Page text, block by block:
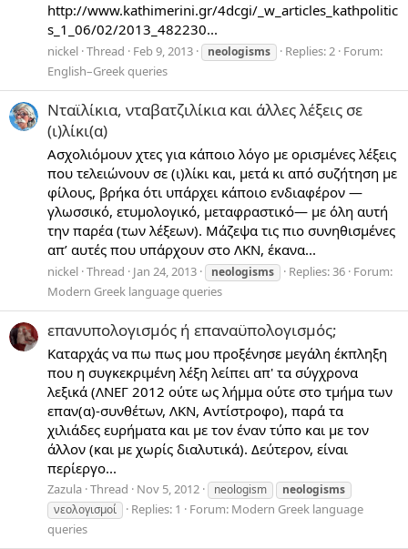
http://www.kathimerini.gr/4dcgi/_w_articles_kathpolitic
s_1_06/02/2013_482230...
nickel Thread Feb 9, 2013 neologisms Replies: 2 Forum:
English–Greek queries
Νταϊλίκια, νταβατζιλίκια και άλλες λέξεις σε
(ι)λίκι(α)
Ασχολιόμουν χτες για κάποιο λόγο με ορισμένες λέξεις
που τελειώνουν σε (ι)λίκι και, μετά κι από συζήτηση με
φίλους, βρήκα ότι υπάρχει κάποιο ενδιαφέρον —
γλωσσικό, ετυμολογικό, μεταφραστικό— με όλη αυτή
την παρέα (των λέξεων). Μάζεψα τις πιο συνηθισμένες
απ’ αυτές που υπάρχουν στο ΛΚΝ, έκανα...
nickel Thread Jan 24, 2013 neologisms Replies: 36 Forum:
Modern Greek language queries
επανυπολογισμός ή επαναϋπολογισμός;
Καταρχάς να πω πως μου προξένησε μεγάλη έκπληξη
που η συγκεκριμένη λέξη λείπει απ' τα σύγχρονα
λεξικά (ΛΝΕΓ 2012 ούτε ως λήμμα ούτε στο τμήμα των
επαν(α)-συνθέτων, ΛΚΝ, Αντίστροφο), παρά τα
χιλιάδες ευρήματα και με τον έναν τύπο και με τον
άλλον (και με χωρίς διαλυτικά). Δεύτερον, είναι
περίεργο...
Zazula Thread Nov 5, 2012 neologism
neologisms
νεολογισμοί
Replies: 1 Forum: Modern Greek language
queries